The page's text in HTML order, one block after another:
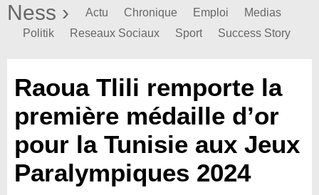
Ness › Actu Chronique Emploi
Medias
Politik
Reseaux Sociaux Sport Success Story
Raoua Tlili remporte la
première médaille d’or
pour la Tunisie aux Jeux
Paralympiques 2024